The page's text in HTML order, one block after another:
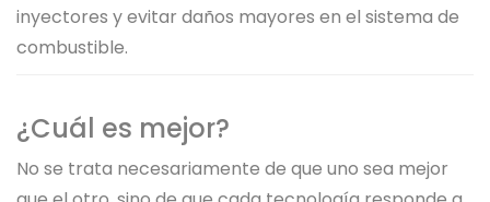
inyectores y evitar daños mayores en el sistema de
combustible.
¿Cuál es mejor?
No se trata necesariamente de que uno sea mejor